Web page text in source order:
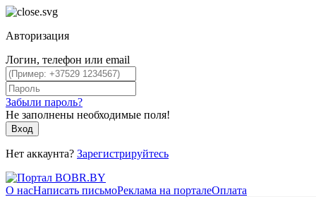
Авторизация
Логин, телефон или email
Забыли пароль?
Не заполнены необходимые поля!
Вход
Нет аккаунта? Зарегистрируйтесь
О насНаписать письмоРеклама на порталеОплата